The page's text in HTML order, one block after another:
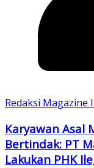
Redaksi Magazine
Karyawan Asal
Bertindak: PT
Lakukan PHK